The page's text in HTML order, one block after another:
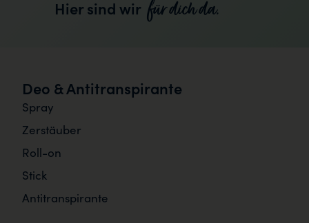
Hier sind wir für dich da.
Deo & Antitranspirante
Spray
Zerstäuber
Roll-on
Stick
Antitranspirante